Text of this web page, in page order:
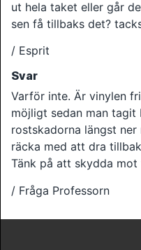
ut hela taket eller går
sen få tillbaks det?
/ Esprit
Svar
Varför inte. Är vinylen
möjligt sedan man
rostskadorna längst
räcka med att dra
Tänk på att skydda
/ Fråga Professorn